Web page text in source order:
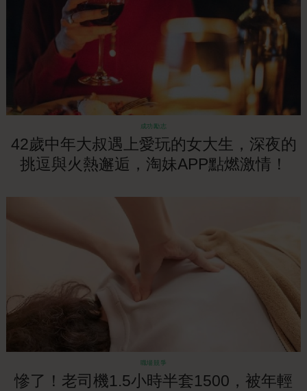
成功勵志
42歲中年大叔遇上愛玩的女大生，深夜的
挑逗與火熱邂逅，淘妹APP點燃激情！
職場競爭
慘了！老司機1.5小時半套1500，被年輕